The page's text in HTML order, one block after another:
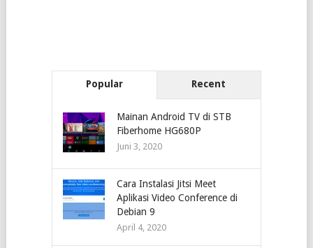
Popular Recent
Mainan Android TV di STB
Fiberhome HG680P
Juni 3, 2020
Cara Instalasi Jitsi Meet
Aplikasi Video Conference di
Debian 9
April 4, 2020